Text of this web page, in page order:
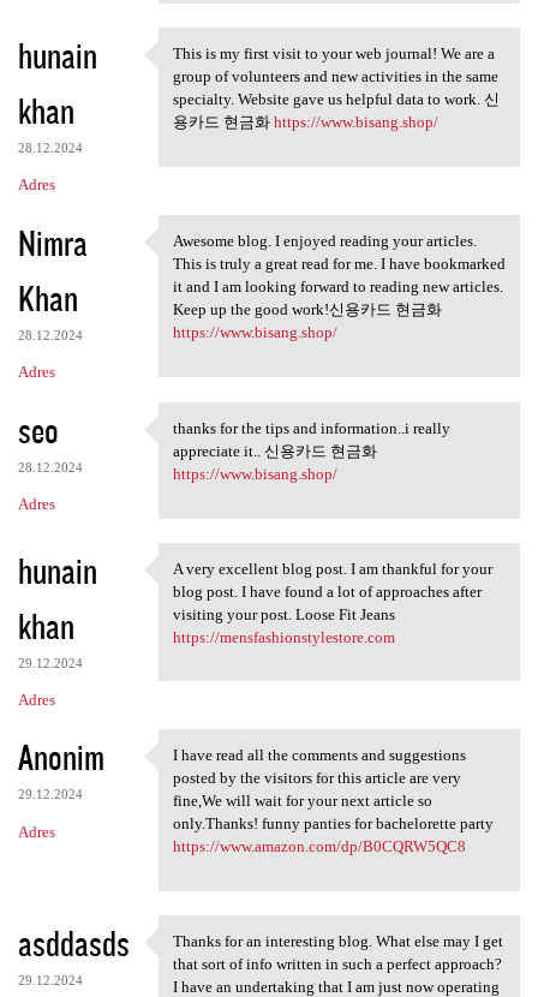
hunain
khan
28.12.2024
Adres
This is my first visit to
This is my first visit to your web journal! We are a
group of volunteers and new activities in the same
specialty. Website gave us helpful data to work. 신
용카드 현금화 https://www.bisang.shop/
Nimra
Khan
28.12.2024
Adres
Awesome blog. I enjoyed
Awesome blog. I enjoyed reading your articles.
This is truly a great read for me. I have bookmarked
it and I am looking forward to reading new articles.
Keep up the good work!신용카드 현금화
https://www.bisang.shop/
seo
28.12.2024
Adres
thanks for the tips and
thanks for the tips and information..i really
appreciate it.. 신용카드 현금화
https://www.bisang.shop/
hunain
khan
29.12.2024
Adres
A very excellent blog post. I
A very excellent blog post. I am thankful for your
blog post. I have found a lot of approaches after
visiting your post. Loose Fit Jeans
https://mensfashionstylestore.com
Anonim
29.12.2024
Adres
I have read all the comments
I have read all the comments and suggestions
posted by the visitors for this article are very
fine,We will wait for your next article so
only.Thanks! funny panties for bachelorette party
https://www.amazon.com/dp/B0CQRW5QC8
asddasds
29.12.2024
Thanks for an interesting
Thanks for an interesting blog. What else may I get
that sort of info written in such a perfect approach?
I have an undertaking that I am just now operating